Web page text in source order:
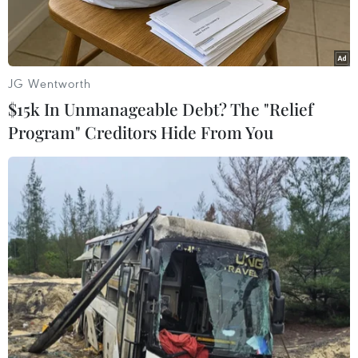
trong số các nhân viêncảnh sát ở Miyagi thường
xuyên gặp ác mộng kể từ khi xảy ra trận động
đất vàsóng thần kinh hoàng ở Nhật Bản cách
đây hai tháng.
Thậm chí có cảnh sát còn cho biết anh ta mơ
thấy mình “đang đếm thi thểcác nạn nhân sóng
thần.”
Nguyên nhân của những cơn ác mộng này được
cho là do cú sốc quá lớn vềtinh thần khi phải
chứng kiến cảnh tượng những người đồng bào
của họ bị thiêntai cướp đi sinh mạng.
Nhóm các y bác sỹ do bác sỹ Kameyama Sushi
đứng đầu đã khám sức khỏe cho305 cảnh sát
JG Wentworth
$15k In Unmanageable Debt? The "Relief
Program" Creditors Hide From You